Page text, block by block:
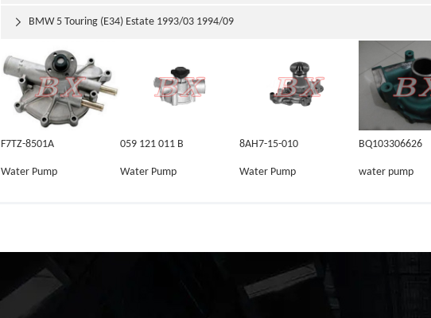
BMW 5 Touring (E34) Estate 1993/03 1994/09

F7TZ-8501A
Water Pump
059 121 011 B
Water Pump
8AH7-15-010
Water Pump
BQ103306626
water pump